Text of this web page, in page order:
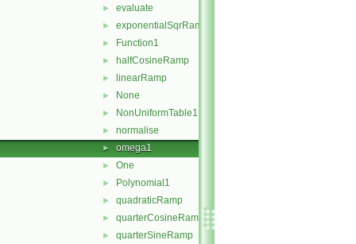
► evaluate
► exponentialSqrRamp
► Function1
► halfCosineRamp
► linearRamp
► None
► NonUniformTable1
► normalise
► omega1
► One
► Polynomial1
► quadraticRamp
► quarterCosineRamp
► quarterSineRamp